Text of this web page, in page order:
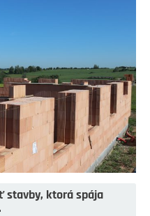
stavby, ktorá spája